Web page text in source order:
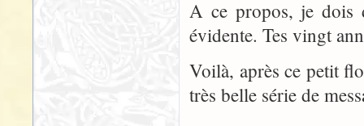
A ce propos, je
évidente. Tes vingt
Voilà, après ce petit
très belle série de